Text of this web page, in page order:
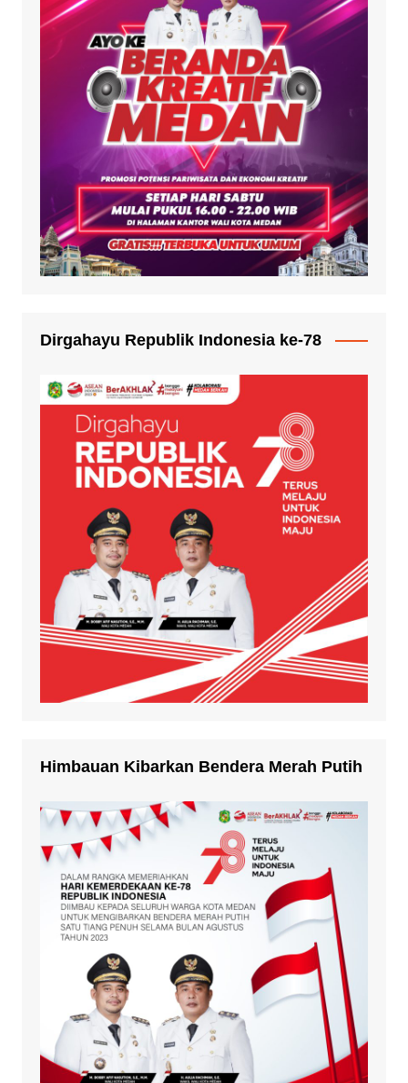
Dirgahayu Republik Indonesia ke-78
Himbauan Kibarkan Bendera Merah Putih